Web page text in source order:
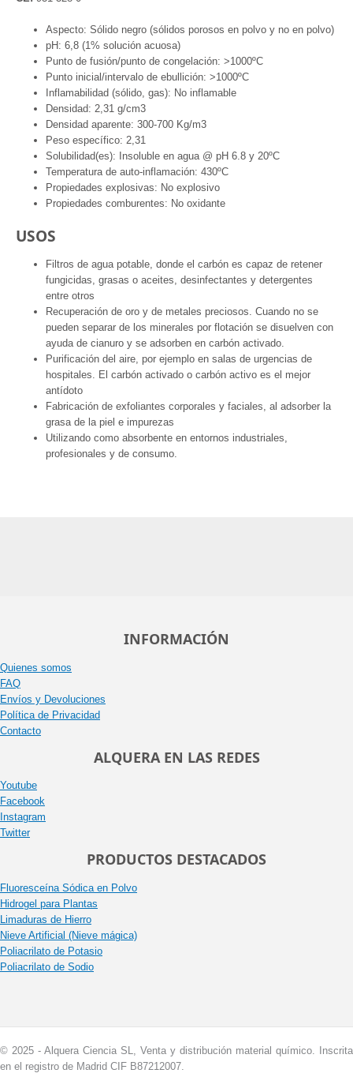
Aspecto: Sólido negro (sólidos porosos en polvo y no en polvo)
pH: 6,8 (1% solución acuosa)
Punto de fusión/punto de congelación: >1000ºC
Punto inicial/intervalo de ebullición: >1000ºC
Inflamabilidad (sólido, gas): No inflamable
Densidad: 2,31 g/cm3
Densidad aparente: 300-700 Kg/m3
Peso específico: 2,31
Solubilidad(es): Insoluble en agua @ pH 6.8 y 20ºC
Temperatura de auto-inflamación: 430ºC
Propiedades explosivas: No explosivo
Propiedades comburentes: No oxidante
USOS
Filtros de agua potable, donde el carbón es capaz de retener
fungicidas, grasas o aceites, desinfectantes y detergentes
entre otros
Recuperación de oro y de metales preciosos. Cuando no se
pueden separar de los minerales por flotación se disuelven con
ayuda de cianuro y se adsorben en carbón activado.
Purificación del aire, por ejemplo en salas de urgencias de
hospitales. El carbón activado o carbón activo es el mejor
antídoto
Fabricación de exfoliantes corporales y faciales, al adsorber la
grasa de la piel e impurezas
Utilizando como absorbente en entornos industriales,
profesionales y de consumo.
INFORMACIÓN
Quienes somos
FAQ
Envíos y Devoluciones
Política de Privacidad
Contacto
ALQUERA EN LAS REDES
Youtube
Facebook
Instagram
Twitter
PRODUCTOS DESTACADOS
Fluoresceína Sódica en Polvo
Hidrogel para Plantas
Limaduras de Hierro
Nieve Artificial (Nieve mágica)
Poliacrilato de Potasio
Poliacrilato de Sodio
© 2025 - Alquera Ciencia SL, Venta y distribución material químico. Inscrita
en el registro de Madrid CIF B87212007.